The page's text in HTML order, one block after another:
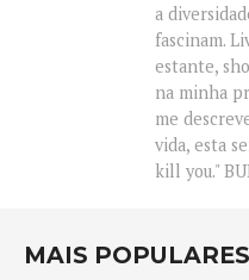
a
fascinam.
estante,
na minha
me
vida, esta
kill you."
MAIS POPULARES